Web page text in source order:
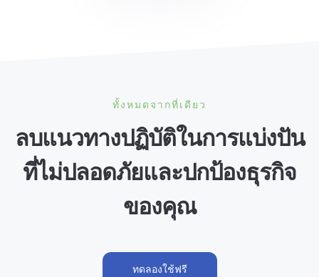
ทั้งหมดจากที่เดียว
ลบแนวทางปฏิบัติในการแบ่งปัน
ที่ไม่ปลอดภัยและปกป้องธุรกิจ
ของคุณ
ทดลองใช้ฟรี